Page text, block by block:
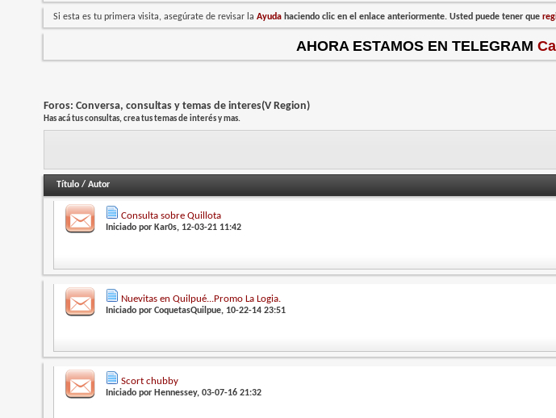
Si esta es tu primera visita, asegúrate de revisar la Ayuda haciendo clic en el enlace anteriormente. Usted puede tener que
AHORA ESTAMOS EN TELEGRAM
Foros: Conversa, consultas y temas de interes(V Region)
Has acá tus consultas, crea tus temas de interés y mas.
Título/ Autor
Consulta sobre Quillota
Iniciado por Kar0s, 12-03-21 11:42
Nuevitas en Quilpué...Promo La Logia.
Iniciado por CoquetasQuilpue, 10-22-14 23:51
Scort chubby
Iniciado por Hennessey, 03-07-16 21:32